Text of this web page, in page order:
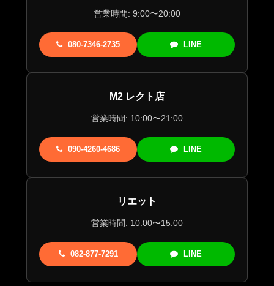
営業時間: 9:00〜20:00
080-7346-2735 LINE
M2 レクト店
営業時間: 10:00〜21:00
090-4260-4686 LINE
リエット
営業時間: 10:00〜15:00
082-877-7291 LINE